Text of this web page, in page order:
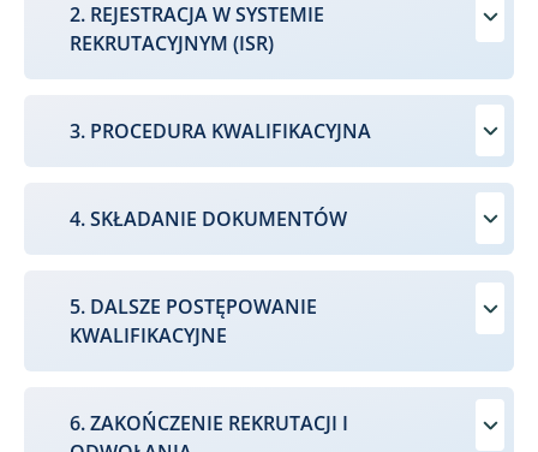
2. REJESTRACJA W SYSTEMIE
REKRUTACYJNYM (ISR)
3. PROCEDURA KWALIFIKACYJNA
4. SKŁADANIE DOKUMENTÓW
5. DALSZE POSTĘPOWANIE
KWALIFIKACYJNE
6. ZAKOŃCZENIE REKRUTACJI I